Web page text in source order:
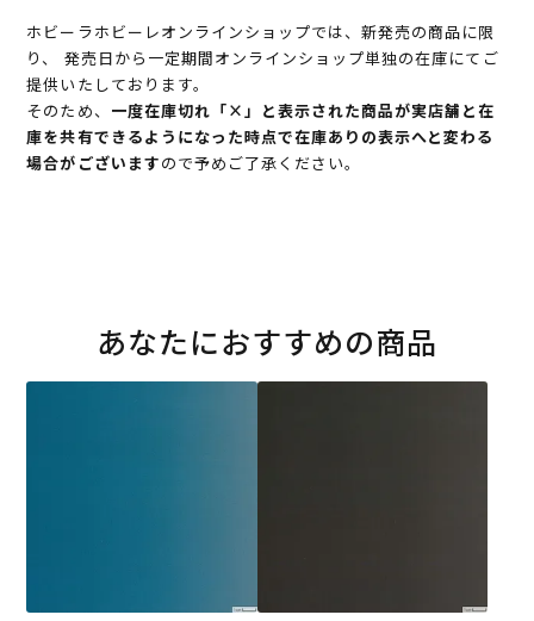
ホビーラホビーレオンラインショップでは、新発売の商品に限
り、 発売日から一定期間オンラインショップ単独の在庫にてご
提供いたしております。
そのため、 一度在庫切れ「×」と表示された商品が実店舗と在
庫を共有できるようになった時点で在庫ありの表示へと変わる
場合がございますので予めご了承ください。
あなたにおすすめの商品